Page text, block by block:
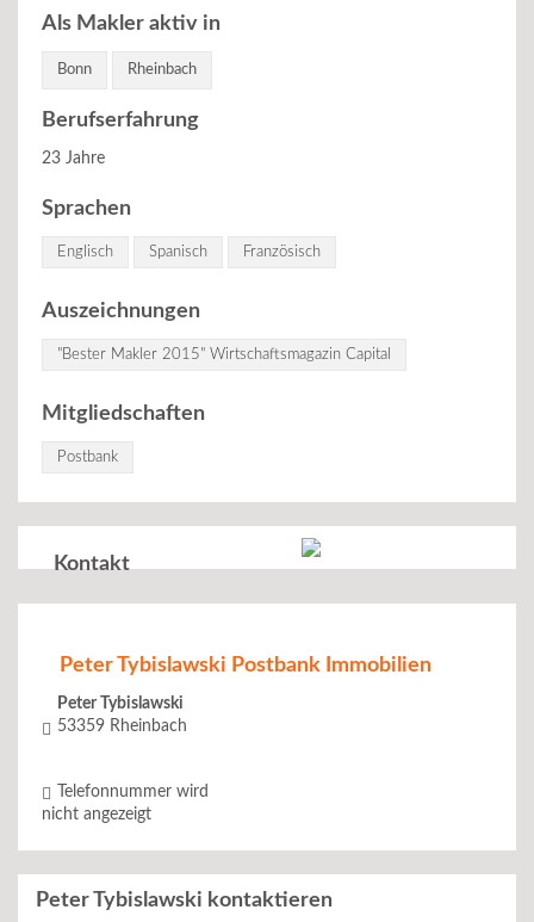
Als Makler aktiv in
Bonn Rheinbach
Berufserfahrung
23 Jahre
Sprachen
Englisch Spanisch Französisch
Auszeichnungen
"Bester Makler 2015" Wirtschaftsmagazin Capital
Mitgliedschaften
Postbank
Kontakt
Peter Tybislawski Postbank Immobilien
Peter Tybislawski
53359 Rheinbach
Telefonnummer wird
nicht angezeigt
Peter Tybislawski kontaktieren